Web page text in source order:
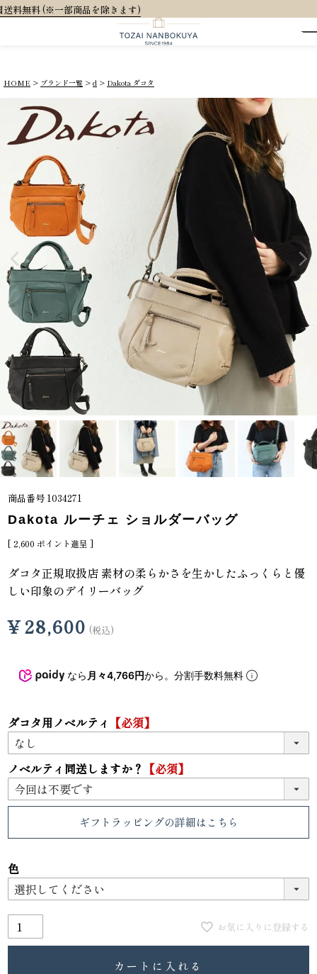
HOME ブランド一覧 d Dakota ダコタ
商品番号 1034271
Dakota ルーチェ ショルダーバッグ
[ 2,600 ポイント進呈 ]
ダコタ正規取扱店 素材の柔らかさを生かしたふっくらと優
しい印象のデイリーバッグ
¥28,600 税込
なら 月々4,766円から。分割手数料無料
ダコタ用ノベルティ 【必須】
ノベルティ同送しますか？ 【必須】
ギフトラッピングの詳細はこちら
色
お気に入りに登録する
カートに入れる